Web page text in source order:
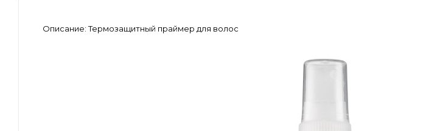
Описание: Термозащитный праймер для волос